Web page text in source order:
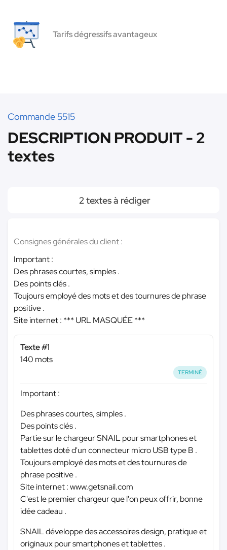
Tarifs dégressifs avantageux
Commande 5515
DESCRIPTION PRODUIT - 2
textes
2 textes à rédiger
Consignes générales du client :
Important :
Des phrases courtes, simples .
Des points clés .
Toujours employé des mots et des tournures de phrase
positive .
Site internet : *** URL MASQUÉE ***
Texte #1
140 mots
TERMINÉ
Important :
Des phrases courtes, simples .
Des points clés .
Partie sur le chargeur SNAIL pour smartphones et
tablettes doté d'un connecteur micro USB type B .
Toujours employé des mots et des tournures de
phrase positive .
Site internet : www.getsnail.com
C'est le premier chargeur que l'on peux offrir, bonne
idée cadeau .
SNAIL développe des accessoires design, pratique et
originaux pour smartphones et tablettes .